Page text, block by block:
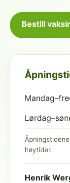
Bestill
høytider.
Henrik